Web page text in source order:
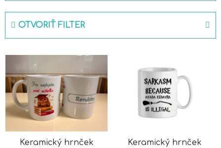
d
n
e
p
r
o
d
u
k
OTVORIŤ FILTER
V
p
i
s
p
r
Keramický hrnček
Keramický hrnček